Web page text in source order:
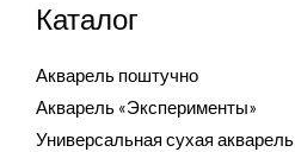
Каталог
Акварель поштучно
Акварель «Эксперименты»
Универсальная сухая акварель